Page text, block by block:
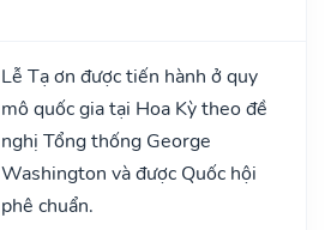
Lễ Tạ ơn được tiến hành ở quy
mô quốc gia tại Hoa Kỳ theo đề
nghị Tổng thống George
Washington và được Quốc hội
phê chuẩn.